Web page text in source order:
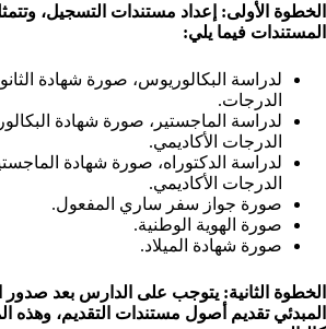
الخطوة الأولى: إعداد مستندات التسجيل،
المستندات فيما يلي:
لدراسة البكالوريوس، صورة شهادة
الدرجات.
لدراسة الماجستير، صورة شهادة
الدرجات الأكاديمي.
لدراسة الدكتوراه، صورة شهادة
الدرجات الأكاديمي.
صورة جواز سفر ساري المفعول.
صورة الهوية الوطنية.
صورة شهادة الميلاد.
الخطوة الثانية: يتوجب على الدارس بعد صدور
المبدئي تقديم أصول مستندات التقديم، وهذه